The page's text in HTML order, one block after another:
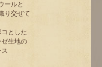
ールと
り交ぜて
とした
生地の
ス